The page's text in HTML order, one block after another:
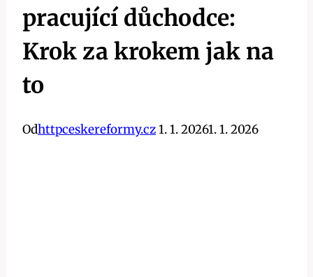
pracující důchodce:
Krok za krokem jak na
to
Odhttpceskereformy.cz1. 1. 20261. 1. 2026